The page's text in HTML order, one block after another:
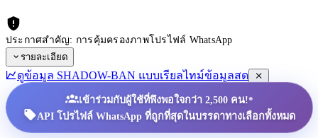
ประกาศสำคัญ: การคุ้มครองภาพโปรไฟล์ WhatsApp
รายละเอียด
ดูข้อมูล SHADOW-BAN แบบเรียลไทม์ข้อมูลสด
เข้าร่วมกับผู้ใช้ที่พึงพอใจกว่า 2,500 คน!•
API โปรไฟล์ WhatsApp ที่ถูกที่สุดในบรรดาทางเลือกทั้งหมด